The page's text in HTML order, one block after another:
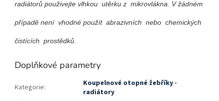
radiátorů použivejte vlhkou utěrku z mikrovlákna. V žádném
případě není vhodné použít abrazivních nebo chemických
čistících prostědků.
Doplňkové parametry
Kategorie:
Koupelnové otopné žebříky -
radiátory